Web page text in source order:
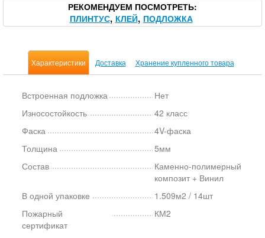
РЕКОМЕНДУЕМ ПОСМОТРЕТЬ
ПЛИНТУС КЛЕЙ ПОДЛОЖКА
Характеристики Доставка Хранение купленного товара
Встроенная подложка
Нет
Износостойкость
42 класс
Фаска
4V-фаска
Толщина
5мм
Состав
Каменно-полимерный
композит + Винил
В одной упаковке
1.509м2 / 14шт
Пожарный
сертификат
КМ2